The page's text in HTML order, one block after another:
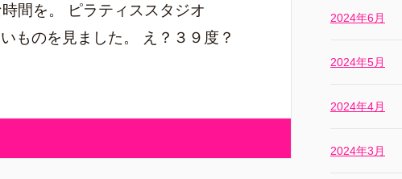
間を。 ピラティススタジオ
のを見ました。 え？３９度？
2024年6月
2024年5月
2024年4月
2024年3月